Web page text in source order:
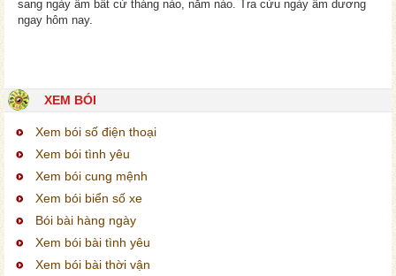
sang ngày âm bất cứ tháng nào, năm nào. Tra cứu ngày âm dương
ngay hôm nay.
XEM BÓI
Xem bói số điện thoại
Xem bói tình yêu
Xem bói cung mệnh
Xem bói biển số xe
Bói bài hàng ngày
Xem bói bài tình yêu
Xem bói bài thời vận